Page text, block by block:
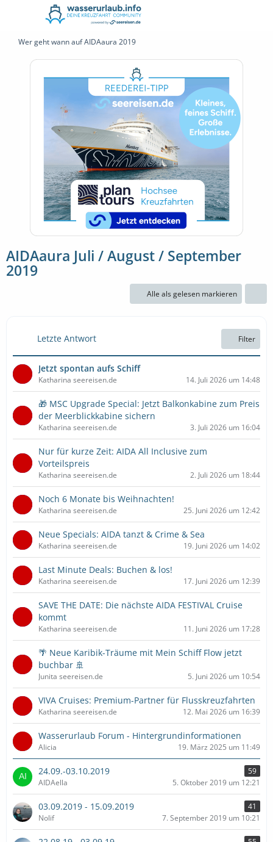
Wer geht wann auf AIDAaura 2019
AIDAaura Juli / August / September
2019
Alle als gelesen markieren
Letzte Antwort Filter
Jetzt spontan aufs Schiff
Katharina seereisen.de 14. Juli 2026 um 14:48
🎁 MSC Upgrade Special: Jetzt Balkonkabine zum Preis
der Meerblickkabine sichern
Katharina seereisen.de 3. Juli 2026 um 16:04
Nur für kurze Zeit: AIDA All Inclusive zum
Vorteilspreis
Katharina seereisen.de 2. Juli 2026 um 18:44
Noch 6 Monate bis Weihnachten!
Katharina seereisen.de 25. Juni 2026 um 12:42
Neue Specials: AIDA tanzt & Crime & Sea
Katharina seereisen.de 19. Juni 2026 um 14:02
Last Minute Deals: Buchen & los!
Katharina seereisen.de 17. Juni 2026 um 12:39
SAVE THE DATE: Die nächste AIDA FESTIVAL Cruise
kommt
Katharina seereisen.de 11. Juni 2026 um 17:28
🌴 Neue Karibik-Träume mit Mein Schiff Flow jetzt
buchbar 🚢
Junita seereisen.de 5. Juni 2026 um 10:54
VIVA Cruises: Premium-Partner für Flusskreuzfahrten
Katharina seereisen.de 12. Mai 2026 um 16:39
Wasserurlaub Forum - Hintergrundinformationen
Alicia 19. März 2025 um 11:49
24.09.-03.10.2019
59
AIDAella
5. Oktober 2019 um 12:21
03.09.2019 - 15.09.2019
41
Nolif
7. September 2019 um 10:21